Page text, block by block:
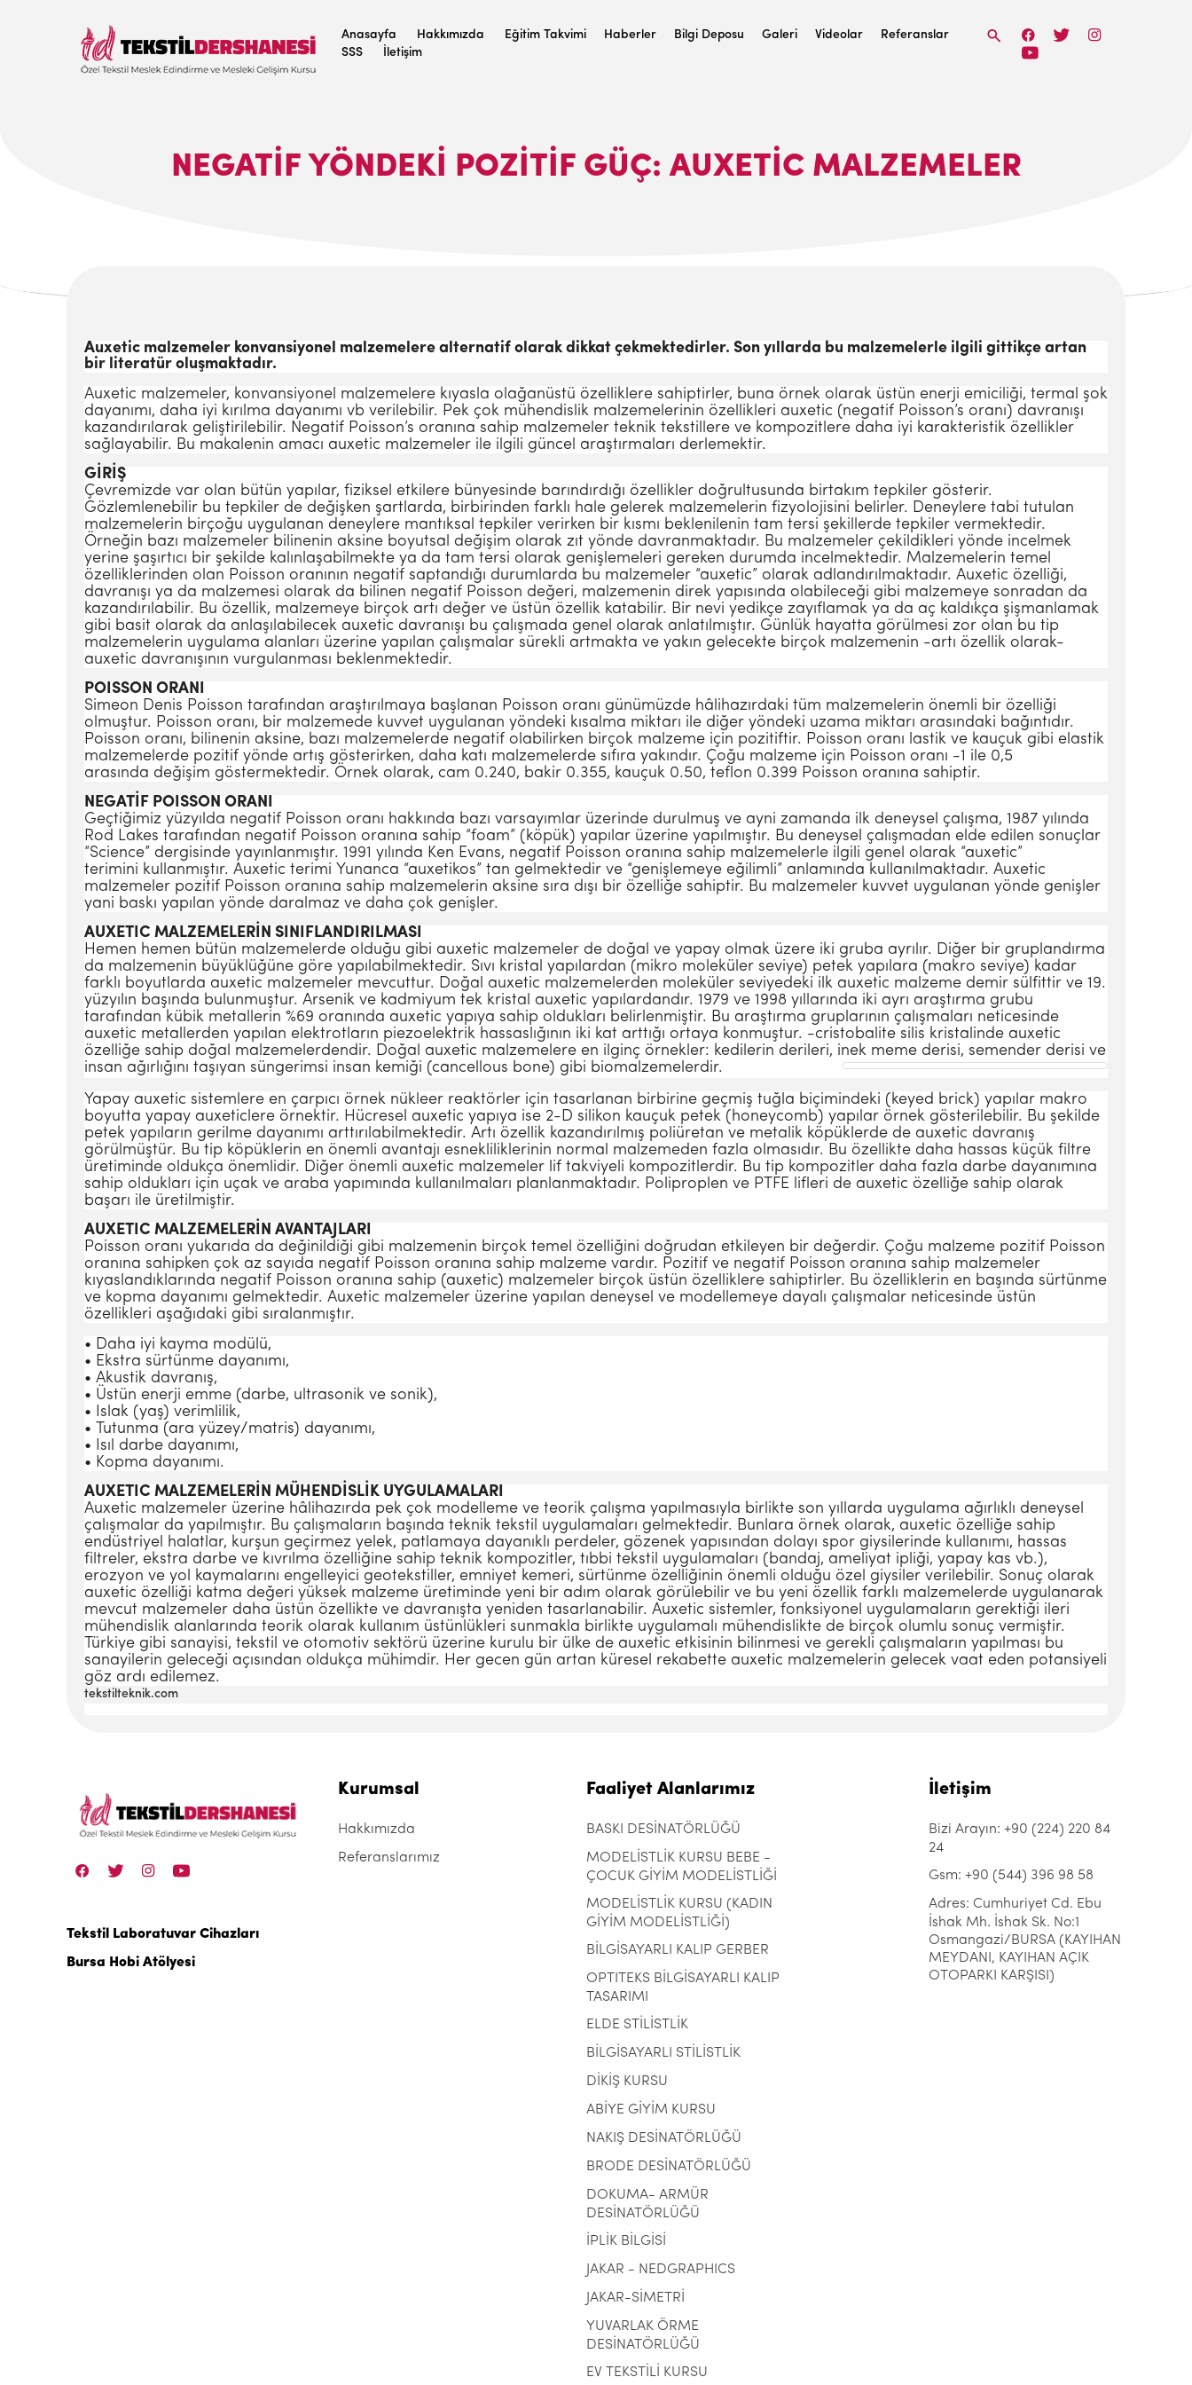
Anasayfa Hakkımızda Eğitim Takvimi Haberler Bilgi Deposu Galeri Videolar
Referanslar
SSS
İletişim
NEGATIF YÖNDEKI POZITIF GÜÇ: AUXETIC MALZEMELER
Auxetic malzemeler konvansiyonel malzemelere alternatif olarak dikkat çekmektedirler. Son yıllarda bu malzemelerle ilgili gittikçe artan
bir literatür oluşmaktadır.
Auxetic malzemeler, konvansiyonel malzemelere kıyasla olağanüstü özelliklere sahiptirler, buna örnek olarak üstün enerji emiciliği, termal şok
dayanımı, daha iyi kırılma dayanımı vb verilebilir. Pek çok mühendislik malzemelerinin özellikleri auxetic (negatif Poisson’s oranı) davranışı
kazandırılarak geliştirilebilir. Negatif Poisson’s oranına sahip malzemeler teknik tekstillere ve kompozitlere daha iyi karakteristik özellikler
sağlayabilir. Bu makalenin amacı auxetic malzemeler ile ilgili güncel araştırmaları derlemektir.
GİRİŞ
Çevremizde var olan bütün yapılar, fiziksel etkilere bünyesinde barındırdığı özellikler doğrultusunda birtakım tepkiler gösterir.
Gözlemlenebilir bu tepkiler de değişken şartlarda, birbirinden farklı hale gelerek malzemelerin fizyolojisini belirler. Deneylere tabi tutulan
malzemelerin birçoğu uygulanan deneylere mantıksal tepkiler verirken bir kısmı beklenilenin tam tersi şekillerde tepkiler vermektedir.
Örneğin bazı malzemeler bilinenin aksine boyutsal değişim olarak zıt yönde davranmaktadır. Bu malzemeler çekildikleri yönde incelmek
yerine şaşırtıcı bir şekilde kalınlaşabilmekte ya da tam tersi olarak genişlemeleri gereken durumda incelmektedir. Malzemelerin temel
özelliklerinden olan Poisson oranının negatif saptandığı durumlarda bu malzemeler “auxetic” olarak adlandırılmaktadır. Auxetic özelliği,
davranışı ya da malzemesi olarak da bilinen negatif Poisson değeri, malzemenin direk yapısında olabileceği gibi malzemeye sonradan da
kazandırılabilir. Bu özellik, malzemeye birçok artı değer ve üstün özellik katabilir. Bir nevi yedikçe zayıflamak ya da aç kaldıkça şişmanlamak
gibi basit olarak da anlaşılabilecek auxetic davranışı bu çalışmada genel olarak anlatılmıştır. Günlük hayatta görülmesi zor olan bu tip
malzemelerin uygulama alanları üzerine yapılan çalışmalar sürekli artmakta ve yakın gelecekte birçok malzemenin -artı özellik olarak-
auxetic davranışının vurgulanması beklenmektedir.
POISSON ORANI
Simeon Denis Poisson tarafından araştırılmaya başlanan Poisson oranı günümüzde hâlihazırdaki tüm malzemelerin önemli bir özelliği
olmuştur. Poisson oranı, bir malzemede kuvvet uygulanan yöndeki kısalma miktarı ile diğer yöndeki uzama miktarı arasındaki bağıntıdır.
Poisson oranı, bilinenin aksine, bazı malzemelerde negatif olabilirken birçok malzeme için pozitiftir. Poisson oranı lastik ve kauçuk gibi elastik
malzemelerde pozitif yönde artış gösterirken, daha katı malzemelerde sıfıra yakındır. Çoğu malzeme için Poisson oranı -1 ile 0,5
arasında değişim göstermektedir. Örnek olarak, cam 0.240, bakir 0.355, kauçuk 0.50, teflon 0.399 Poisson oranına sahiptir.
NEGATİF POISSON ORANI
Geçtiğimiz yüzyılda negatif Poisson oranı hakkında bazı varsayımlar üzerinde durulmuş ve ayni zamanda ilk deneysel çalışma, 1987 yılında
Rod Lakes tarafından negatif Poisson oranına sahip “foam” (köpük) yapılar üzerine yapılmıştır. Bu deneysel çalışmadan elde edilen sonuçlar
“Science” dergisinde yayınlanmıştır. 1991 yılında Ken Evans, negatif Poisson oranına sahip malzemelerle ilgili genel olarak “auxetic”
terimini kullanmıştır. Auxetic terimi Yunanca “auxetikos” tan gelmektedir ve “genişlemeye eğilimli” anlamında kullanılmaktadır. Auxetic
malzemeler pozitif Poisson oranına sahip malzemelerin aksine sıra dışı bir özelliğe sahiptir. Bu malzemeler kuvvet uygulanan yönde genişler
yani baskı yapılan yönde daralmaz ve daha çok genişler.
AUXETIC MALZEMELERİN SINIFLANDIRILMASI
Hemen hemen bütün malzemelerde olduğu gibi auxetic malzemeler de doğal ve yapay olmak üzere iki gruba ayrılır. Diğer bir gruplandırma
da malzemenin büyüklüğüne göre yapılabilmektedir. Sıvı kristal yapılardan (mikro moleküler seviye) petek yapılara (makro seviye) kadar
farklı boyutlarda auxetic malzemeler mevcuttur. Doğal auxetic malzemelerden moleküler seviyedeki ilk auxetic malzeme demir sülfittir ve 19.
yüzyılın başında bulunmuştur. Arsenik ve kadmiyum tek kristal auxetic yapılardandır. 1979 ve 1998 yıllarında iki ayrı araştırma grubu
tarafından kübik metallerin %69 oranında auxetic yapıya sahip oldukları belirlenmiştir. Bu araştırma gruplarının çalışmaları neticesinde
auxetic metallerden yapılan elektrotların piezoelektrik hassaslığının iki kat arttığı ortaya konmuştur. -cristobalite silis kristalinde auxetic
özelliğe sahip doğal malzemelerdendir. Doğal auxetic malzemelere en ilginç örnekler: kedilerin derileri, inek meme derisi, semender derisi ve
insan ağırlığını taşıyan süngerimsi insan kemiği (cancellous bone) gibi biomalzemelerdir.
Yapay auxetic sistemlere en çarpıcı örnek nükleer reaktörler için tasarlanan birbirine geçmiş tuğla biçimindeki (keyed brick) yapılar makro
boyutta yapay auxeticlere örnektir. Hücresel auxetic yapıya ise 2-D silikon kauçuk petek (honeycomb) yapılar örnek gösterilebilir. Bu şekilde
petek yapıların gerilme dayanımı arttırılabilmektedir. Artı özellik kazandırılmış poliüretan ve metalik köpüklerde de auxetic davranış
görülmüştür. Bu tip köpüklerin en önemli avantajı esnekliliklerinin normal malzemeden fazla olmasıdır. Bu özellikte daha hassas küçük filtre
üretiminde oldukça önemlidir. Diğer önemli auxetic malzemeler lif takviyeli kompozitlerdir. Bu tip kompozitler daha fazla darbe dayanımına
sahip oldukları için uçak ve araba yapımında kullanılmaları planlanmaktadır. Poliproplen ve PTFE lifleri de auxetic özelliğe sahip olarak
başarı ile üretilmiştir.
AUXETIC MALZEMELERİN AVANTAJLARI
Poisson oranı yukarıda da değinildiği gibi malzemenin birçok temel özelliğini doğrudan etkileyen bir değerdir. Çoğu malzeme pozitif Poisson
oranına sahipken çok az sayıda negatif Poisson oranına sahip malzeme vardır. Pozitif ve negatif Poisson oranına sahip malzemeler
kıyaslandıklarında negatif Poisson oranına sahip (auxetic) malzemeler birçok üstün özelliklere sahiptirler. Bu özelliklerin en başında sürtünme
ve kopma dayanımı gelmektedir. Auxetic malzemeler üzerine yapılan deneysel ve modellemeye dayalı çalışmalar neticesinde üstün
özellikleri aşağıdaki gibi sıralanmıştır.
• Daha iyi kayma modülü,
• Ekstra sürtünme dayanımı,
• Akustik davranış,
• Üstün enerji emme (darbe, ultrasonik ve sonik),
• Islak (yaş) verimlilik,
• Tutunma (ara yüzey/matris) dayanımı,
• Isıl darbe dayanımı,
• Kopma dayanımı.
AUXETIC MALZEMELERİN MÜHENDİSLİK UYGULAMALARI
Auxetic malzemeler üzerine hâlihazırda pek çok modelleme ve teorik çalışma yapılmasıyla birlikte son yıllarda uygulama ağırlıklı deneysel
çalışmalar da yapılmıştır. Bu çalışmaların başında teknik tekstil uygulamaları gelmektedir. Bunlara örnek olarak, auxetic özelliğe sahip
endüstriyel halatlar, kurşun geçirmez yelek, patlamaya dayanıklı perdeler, gözenek yapısından dolayı spor giysilerinde kullanımı, hassas
filtreler, ekstra darbe ve kıvrılma özelliğine sahip teknik kompozitler, tıbbi tekstil uygulamaları (bandaj, ameliyat ipliği, yapay kas vb.),
erozyon ve yol kaymalarını engelleyici geotekstiller, emniyet kemeri, sürtünme özelliğinin önemli olduğu özel giysiler verilebilir. Sonuç olarak
auxetic özelliği katma değeri yüksek malzeme üretiminde yeni bir adım olarak görülebilir ve bu yeni özellik farklı malzemelerde uygulanarak
mevcut malzemeler daha üstün özellikte ve davranışta yeniden tasarlanabilir. Auxetic sistemler, fonksiyonel uygulamaların gerektiği ileri
mühendislik alanlarında teorik olarak kullanım üstünlükleri sunmakla birlikte uygulamalı mühendislikte de birçok olumlu sonuç vermiştir.
Türkiye gibi sanayisi, tekstil ve otomotiv sektörü üzerine kurulu bir ülke de auxetic etkisinin bilinmesi ve gerekli çalışmaların yapılması bu
sanayilerin geleceği açısından oldukça mühimdir. Her gecen gün artan küresel rekabette auxetic malzemelerin gelecek vaat eden potansiyeli
göz ardı edilemez.
tekstilteknik.com
Tekstil Laboratuvar Cihazları
Bursa Hobi Atölyesi
Kurumsal
Hakkımızda
Referanslarımız
Faaliyet Alanlarımız
BASKI DESİNATÖRLÜĞÜ
MODELİSTLİK KURSU BEBE -
ÇOCUK GİYİM MODELİSTLİĞİ
MODELİSTLİK KURSU (KADIN
GİYİM MODELİSTLİĞİ)
BİLGİSAYARLI KALIP GERBER
OPTITEKS BİLGİSAYARLI KALIP
TASARIMI
ELDE STİLİSTLİK
BİLGİSAYARLI STİLİSTLİK
DİKİŞ KURSU
ABİYE GİYİM KURSU
NAKIŞ DESİNATÖRLÜĞÜ
BRODE DESİNATÖRLÜĞÜ
DOKUMA- ARMÜR
DESİNATÖRLÜĞÜ
İPLİK BİLGİSİ
JAKAR - NEDGRAPHICS
JAKAR-SİMETRİ
YUVARLAK ÖRME
DESİNATÖRLÜĞÜ
EV TEKSTİLİ KURSU
İletişim
Bizi Arayın: +90 (224) 220 84
24
Gsm: +90 (544) 396 98 58
Adres: Cumhuriyet Cd. Ebu
İshak Mh. İshak Sk. No:1
Osmangazi/BURSA (KAYIHAN
MEYDANI, KAYIHAN AÇIK
OTOPARKI KARŞISI)